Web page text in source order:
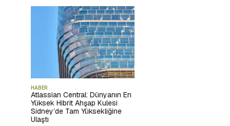
HABER
Atlassian Central: Dünyanın En
Yüksek Hibrit Ahşap Kulesi
Sidney’de Tam Yüksekliğine
Ulaştı